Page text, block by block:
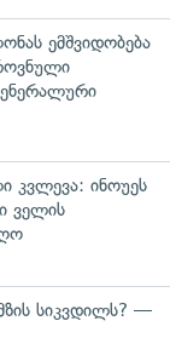
ემშვიდობება
კვლევა: ინოუეს
ველის
სიკვდილს? —